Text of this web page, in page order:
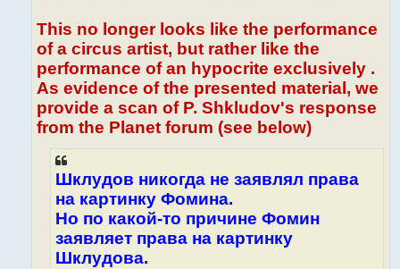
This no longer looks like the performance
of a circus artist, but rather like the
performance of an hypocrite exclusively .
As evidence of the presented material, we
provide a scan of P. Shkludov's response
from the Planet forum (see below)
Шклудов никогда не заявлял права
на картинку Фомина.
Но по какой-то причине Фомин
заявляет права на картинку
Шклудова.